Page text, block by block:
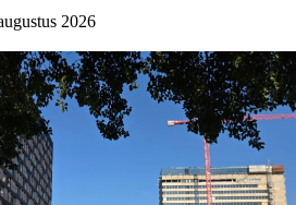
2026